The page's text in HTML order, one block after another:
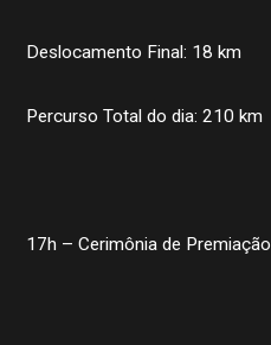
Deslocamento Final: 18 km
Percurso Total do dia: 210 km
17h – Cerimônia de Premiação